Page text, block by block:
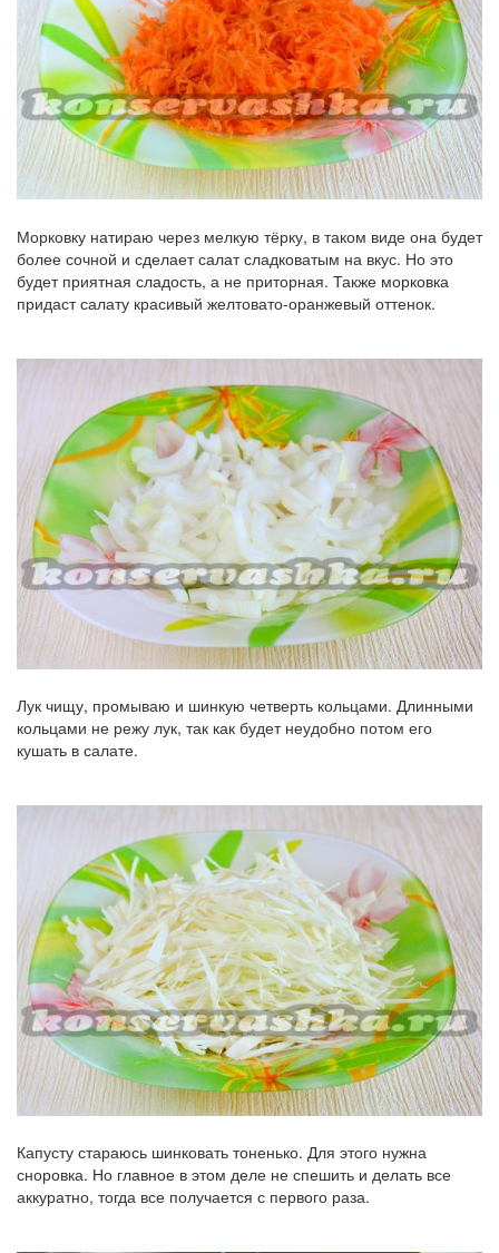
Морковку натираю через мелкую тёрку, в таком виде она будет
более сочной и сделает салат сладковатым на вкус. Но это
будет приятная сладость, а не приторная. Также морковка
придаст салату красивый желтовато-оранжевый оттенок.
Лук чищу, промываю и шинкую четверть кольцами. Длинными
кольцами не режу лук, так как будет неудобно потом его
кушать в салате.
Капусту стараюсь шинковать тоненько. Для этого нужна
сноровка. Но главное в этом деле не спешить и делать все
аккуратно, тогда все получается с первого раза.